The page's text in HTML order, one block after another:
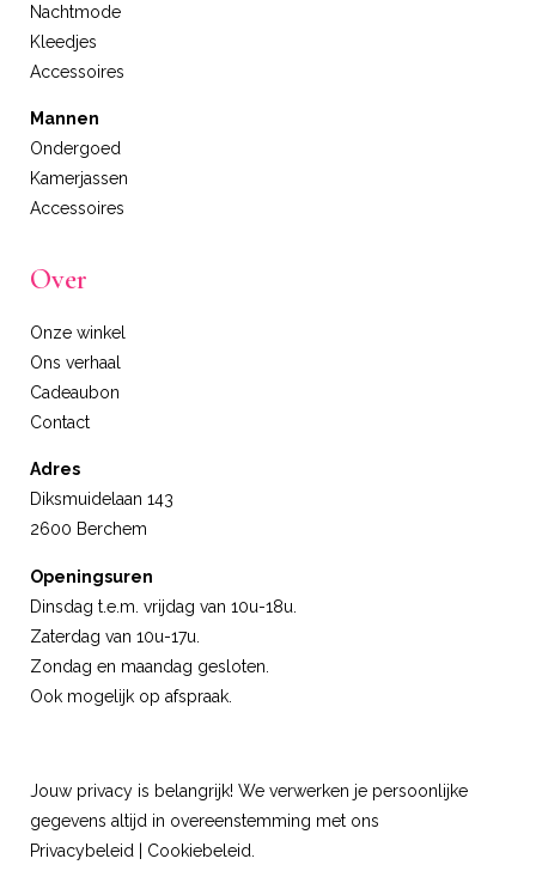
Nachtmode
Kleedjes
Accessoires
Mannen
Ondergoed
Kamerjassen
Accessoires
Over
Onze winkel
Ons verhaal
Cadeaubon
Contact
Adres
Diksmuidelaan 143
2600 Berchem
Openingsuren
Dinsdag t.e.m. vrijdag van 10u-18u.
Zaterdag van 10u-17u.
Zondag en maandag gesloten.
Ook mogelijk op afspraak.
Jouw privacy is belangrijk! We verwerken je persoonlijke
gegevens altijd in overeenstemming met ons
Privacybeleid
Cookiebeleid